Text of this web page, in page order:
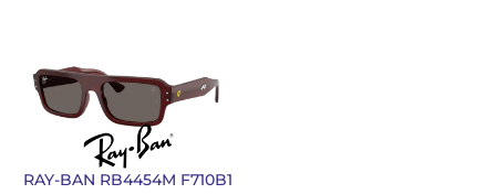
RAY-BAN RB4454M F710B1